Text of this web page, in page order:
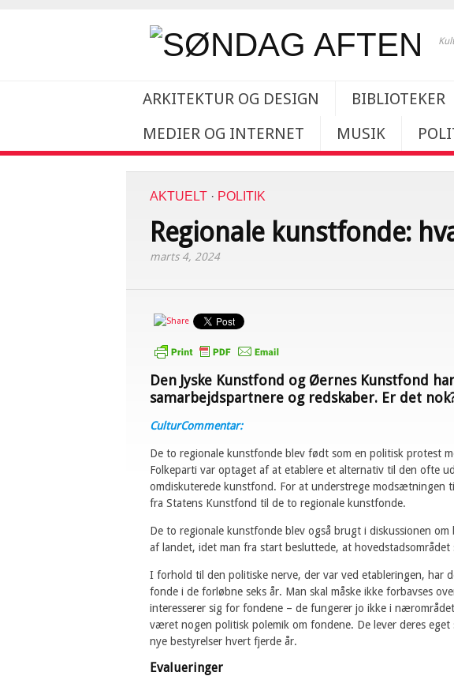
ARKITEKTUR OG DESIGN BIBLIOTEKER
MEDIER OG INTERNET
MUSIK
AKTUELT · POLITIK
Regionale kunstfonde:
marts 4, 2024
Den Jyske Kunstfond og Øernes Kunstfond
samarbejdspartnere og redskaber. Er det
CulturCommentar:
De to regionale kunstfonde blev født som en politisk protest
Folkeparti var optaget af at etablere et alternativ til den ofte
omdiskuterede kunstfond. For at understrege modsætningen
fra Statens Kunstfond til de to regionale kunstfonde.
De to regionale kunstfonde blev også brugt i diskussionen om
af landet, idet man fra start besluttede, at hovedstadsområdet
I forhold til den politiske nerve, der var ved etableringen, har
fonde i de forløbne seks år. Man skal måske ikke forbavses
interesserer sig for fondene – de fungerer jo ikke i
været nogen politisk polemik om fondene. De lever deres
nye bestyrelser hvert fjerde år.
Evalueringer